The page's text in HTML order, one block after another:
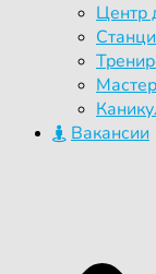
Центр
Вакансии